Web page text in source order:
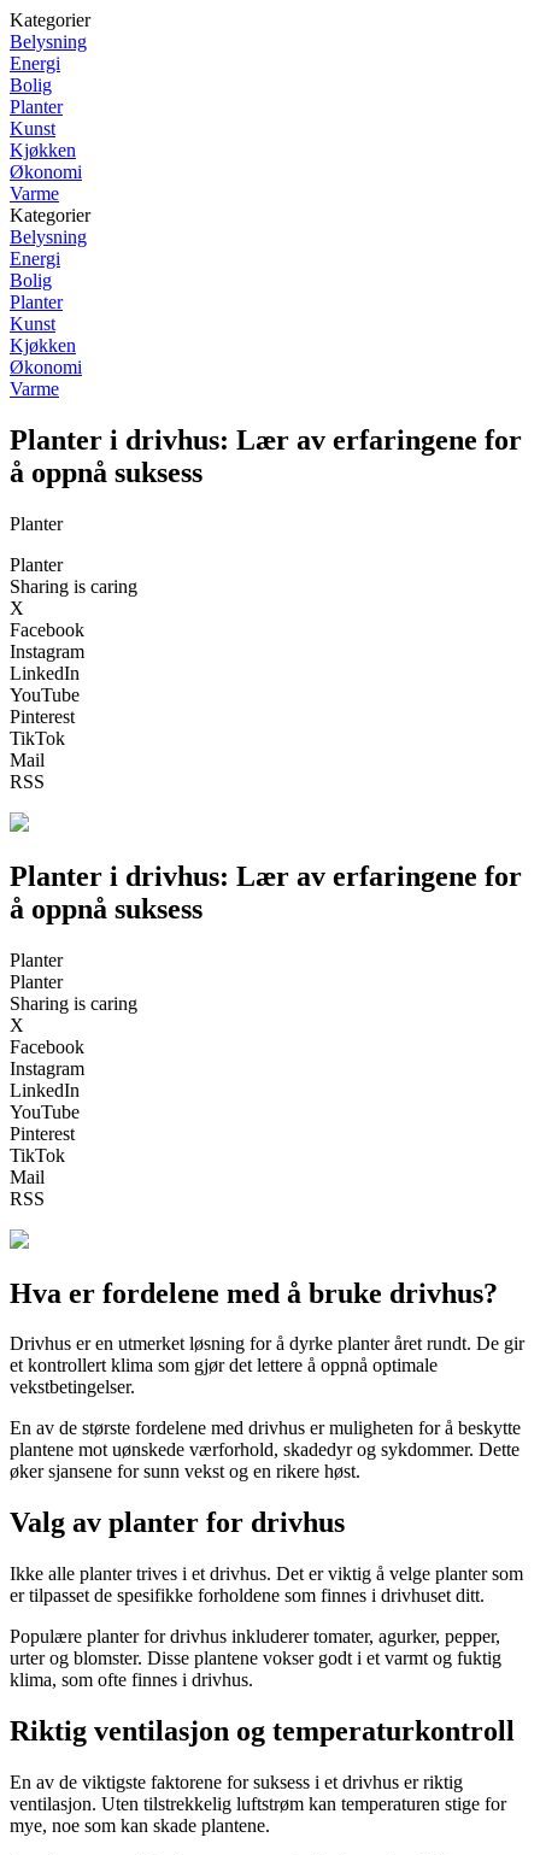
Kategorier
Belysning
Energi
Bolig
Planter
Kunst
Kjøkken
Økonomi
Varme
Kategorier
Belysning
Energi
Bolig
Planter
Kunst
Kjøkken
Økonomi
Varme
Planter i drivhus: Lær av erfaringene for
å oppnå suksess
Planter
Planter
Sharing is caring
X
Facebook
Instagram
LinkedIn
YouTube
Pinterest
TikTok
Mail
RSS
Planter i drivhus: Lær av erfaringene for
å oppnå suksess
Planter
Planter
Sharing is caring
X
Facebook
Instagram
LinkedIn
YouTube
Pinterest
TikTok
Mail
RSS
Hva er fordelene med å bruke drivhus?
Drivhus er en utmerket løsning for å dyrke planter året rundt. De gir
et kontrollert klima som gjør det lettere å oppnå optimale
vekstbetingelser.
En av de største fordelene med drivhus er muligheten for å beskytte
plantene mot uønskede værforhold, skadedyr og sykdommer. Dette
øker sjansene for sunn vekst og en rikere høst.
Valg av planter for drivhus
Ikke alle planter trives i et drivhus. Det er viktig å velge planter som
er tilpasset de spesifikke forholdene som finnes i drivhuset ditt.
Populære planter for drivhus inkluderer tomater, agurker, pepper,
urter og blomster. Disse plantene vokser godt i et varmt og fuktig
klima, som ofte finnes i drivhus.
Riktig ventilasjon og temperaturkontroll
En av de viktigste faktorene for suksess i et drivhus er riktig
ventilasjon. Uten tilstrekkelig luftstrøm kan temperaturen stige for
mye, noe som kan skade plantene.